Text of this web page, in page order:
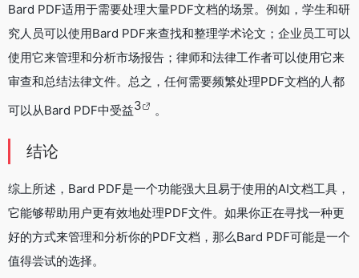
Bard PDF适用于需要处理大量PDF文档的场景。例如，学生和研
究人员可以使用Bard PDF来查找和整理学术论文；企业员工可以
使用它来管理和分析市场报告；律师和法律工作者可以使用它来
审查和总结法律文件。总之，任何需要频繁处理PDF文档的人都
可以从Bard PDF中受益3 。
结论
综上所述，Bard PDF是一个功能强大且易于使用的AI文档工具，
它能够帮助用户更有效地处理PDF文件。如果你正在寻找一种更
好的方式来管理和分析你的PDF文档，那么Bard PDF可能是一个
值得尝试的选择。